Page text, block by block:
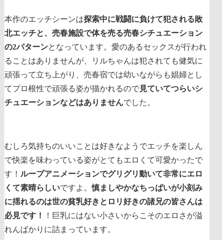
本作のエッチシーンは探索中に戦闘に負けて犯される敗
北エッチと、売春施設で体を売る売春シチュエーション
の2パターンとなっています。愛のあるセックスが行われ
ることはありませんが、リルちゃんは犯されても健気に
頑張って立ち上がり、売春宿では幼いながらも娼婦とし
てプロ根性で頑張る姿が描かれるので見ていてつらいシ
チュエーションなどはありませんでした。
むしろ気持ちのいいことは好きなようでエッチを楽しん
で快楽を味わっている姿がとてもエロくて可愛かったで
す！ ループアニメーションでグリグリ動いて非常にエロ
くて素晴らしいですよ。慎ましやかなちっぱいが小刻み
に揺れるのは世の貧乳好きとロリ好きの諸兄の皆さんは
必見です！
！巨乳にはない小さいからこそのエロさが溢
れんばかりに詰まっています。